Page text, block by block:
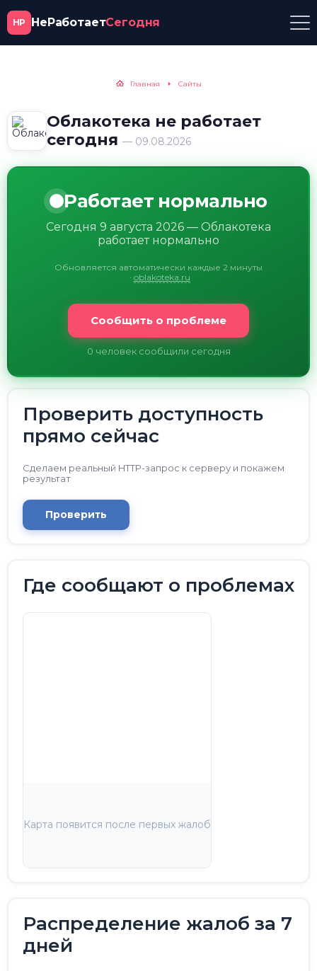
НР НеРаботаетСегодня
Главная Сайты
Облакотека не работает
сегодня — 09.08.2026
Работает нормально
Сегодня 9 августа 2026 — Облакотека
работает нормально
Обновляется автоматически каждые 2 минуты
· oblakoteka.ru
Сообщить о проблеме
0 человек сообщили сегодня
Проверить доступность
прямо сейчас
Сделаем реальный HTTP-запрос к серверу и покажем
результат
Проверить
Где сообщают о проблемах
Карта появится после первых жалоб
Распределение жалоб за 7
дней